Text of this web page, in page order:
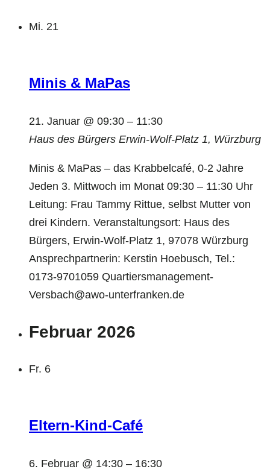
Mi. 21
Minis & MaPas
21. Januar @ 09:30 – 11:30
Haus des Bürgers Erwin-Wolf-Platz 1, Würzburg
Minis & MaPas – das Krabbelcafé, 0-2 Jahre
Jeden 3. Mittwoch im Monat 09:30 – 11:30 Uhr
Leitung: Frau Tammy Rittue, selbst Mutter von
drei Kindern. Veranstaltungsort: Haus des
Bürgers, Erwin-Wolf-Platz 1, 97078 Würzburg
Ansprechpartnerin: Kerstin Hoebusch, Tel.:
0173-9701059 Quartiersmanagement-
Versbach@awo-unterfranken.de
Februar 2026
Fr. 6
Eltern-Kind-Café
6. Februar @ 14:30 – 16:30